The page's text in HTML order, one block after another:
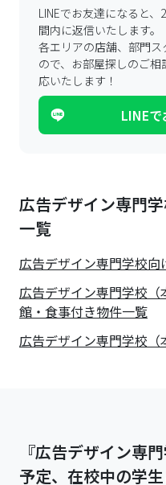
LINEでお友達になると、
間内に返信いたします。
各エリアの店舗、部門
ので、 お部屋探しのご
応いたします！
LINE
広告デザイン専門
一覧
広告デザイン専門学校向
広告デザイン専門学校
館・食事付き物件一覧
広告デザイン専門学校
『広告デザイン専
予定、在校中の学